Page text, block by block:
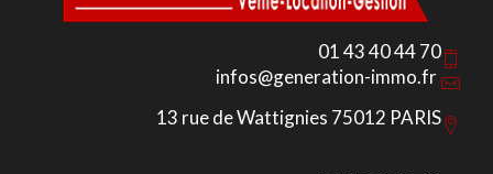
01 43 40 44 70
infos@generation-immo.fr
13 rue de Wattignies 75012 PARIS